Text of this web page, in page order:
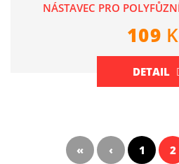
NÁSTAVEC PRO
109
DETAIL
« ‹ 1 2